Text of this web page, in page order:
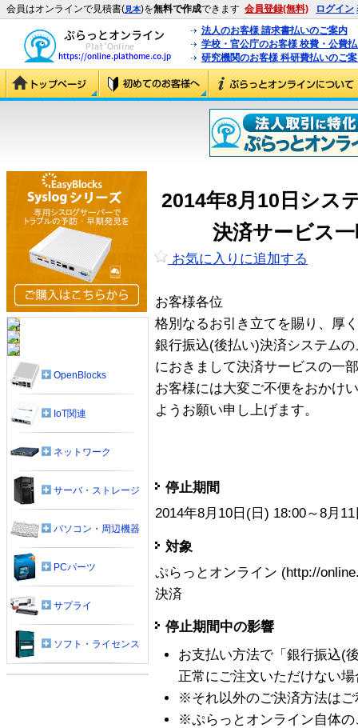
会員はオンラインで見積書(見本)を無料で作成できます 会員登録(無料) ログイン
法人のお客様 請求書払いのご案内
学校・官公庁のお客様 校費・公費
研究機関のお客様 科研費払いのご
2014年8月10日シス
決済サービス
お気に入りに追加する
お客様各位
格別なるお引き立てを賜り、厚
銀行振込(後払い)決済システム
におきまして決済サービスの一
お客様には大変ご不便をおかけ
ようお願い申し上げます。
停止期間
2014年8月10日(日) 18:00～8月
対象
ぷらっとオンライン (http://
決済
停止期間中の影響
お支払い方法で「銀行振込(
正常にご注文いただけない
※それ以外のご決済方法はご
※ぷらっとオンライン自体
OpenBlocks
IoT関連
ネットワーク
サーバ・ストレージ
パソコン・周辺機器
PCパーツ
サプライ
ソフト・ライセンス